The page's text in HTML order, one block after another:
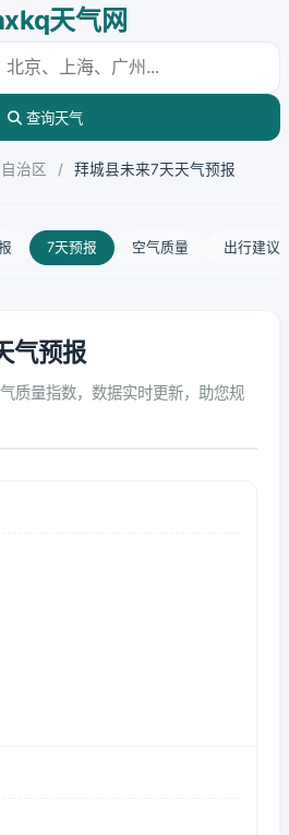
天气网
查询天气
治区 / 拜城县未来7天天气预报
7天预报 空气质量 出行建议
气预报
质量指数，数据实时更新，助您规